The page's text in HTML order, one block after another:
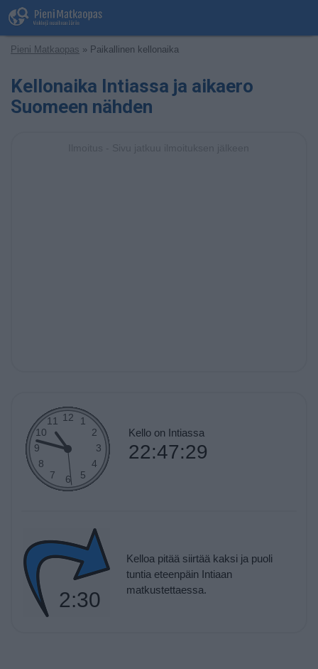
Pieni Matkaopas » Paikallinen kellonaika
Kellonaika Intiassa ja aikaero
Suomeen nähden
Kello on Intiassa
22:47:29
2:30
Kelloa pitää siirtää kaksi ja puoli
tuntia eteenpäin Intiaan
matkustettaessa.